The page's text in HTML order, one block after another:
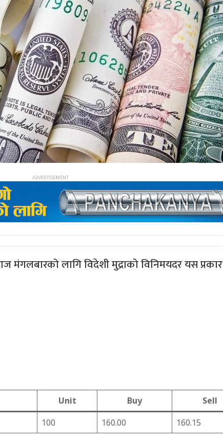
मंगलबारको लागि विदेशी मुद्राको विनिमयदर यस प्रकार
Unit Buy
Sell
100 160.00 160.15